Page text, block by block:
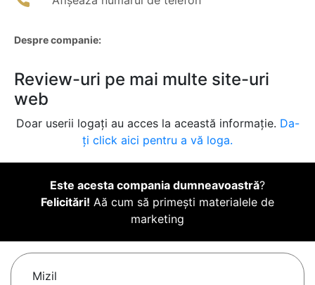
Despre companie:
Review-uri pe mai multe site-uri
web
Doar userii logați au acces la această informație. Da-
ți click aici pentru a vă loga.
Este acesta compania dumneavoastră?
Felicitări! Aă cum să primești materialele de
marketing
Mizil